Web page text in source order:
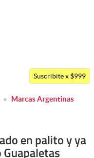
Argentina
México
Uruguay
Suscribite x $999
Marcas Argentinas
en palito y ya
Guapaletas